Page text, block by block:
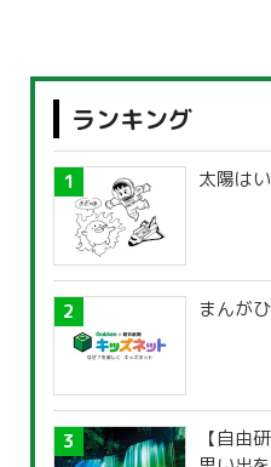
ランキング
太陽は
まんが
【自由